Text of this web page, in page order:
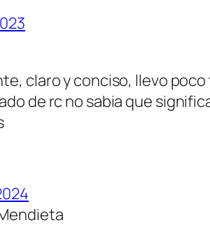
claro y conciso, llevo
de rc no sabia que